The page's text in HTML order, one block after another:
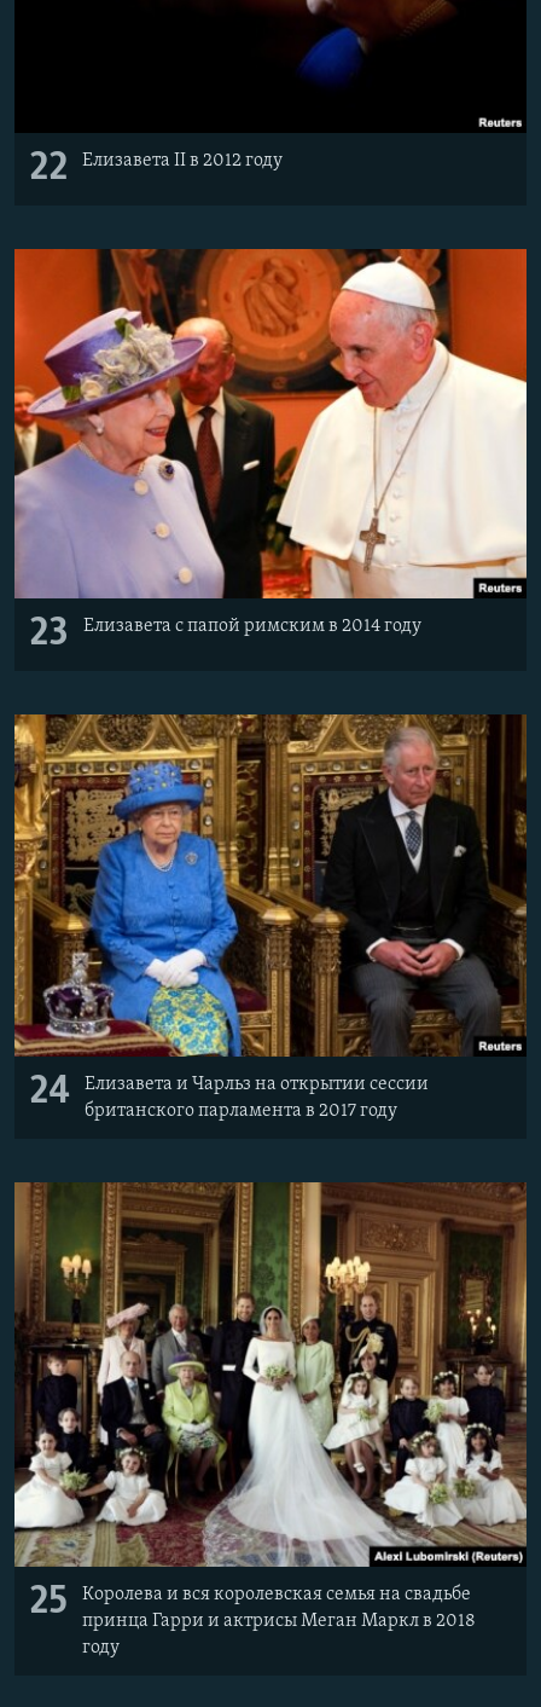
22 Елизавета II в 2012 году
23 Елизавета с папой римским в 2014 году
24
Елизавета и Чарльз на открытии сессии
британского парламента в 2017 году
25
Королева и вся королевская семья на свадьбе
принца Гарри и актрисы Меган Маркл в 2018
году